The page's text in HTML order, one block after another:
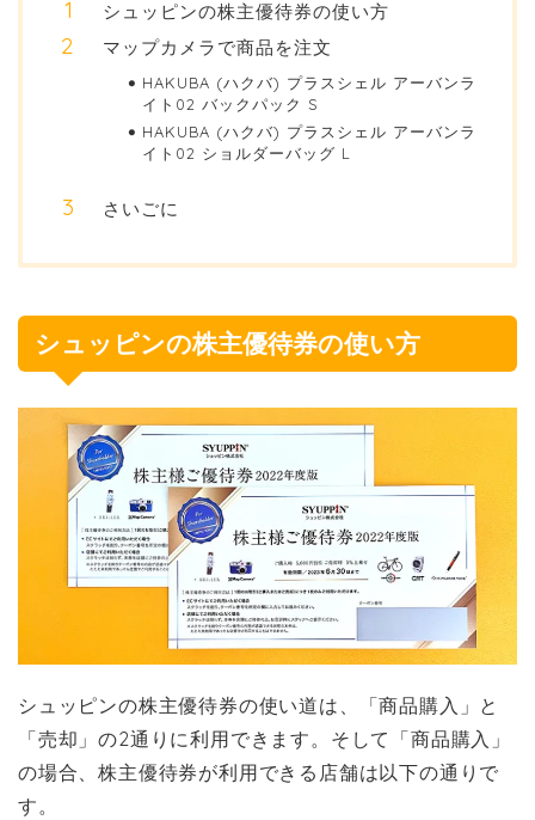
シュッピンの株主優待券の使い方
マップカメラで商品を注文
HAKUBA (ハクバ) プラスシェル アーバンラ
イト02 バックパック S
HAKUBA (ハクバ) プラスシェル アーバンラ
イト02 ショルダーバッグ L
さいごに
シュッピンの株主優待券の使い方
シュッピンの株主優待券の使い道は、「商品購入」と
「売却」の2通りに利用できます。そして「商品購入」
の場合、株主優待券が利用できる店舗は以下の通りで
す。